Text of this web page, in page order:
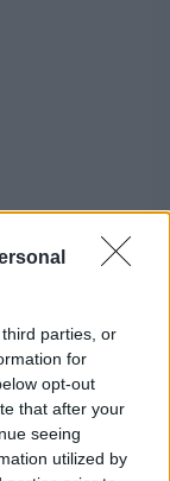
parties, or
for
opt-out
that after your
seeing
utilized by
Ticktumot
Ticktum